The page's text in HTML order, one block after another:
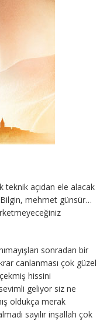
açıdan ele alacak
mehmet günsür…
sonradan bir
canlanması çok güzel
hissini
geliyor siz ne
oldukça merak
sayılır inşallah çok